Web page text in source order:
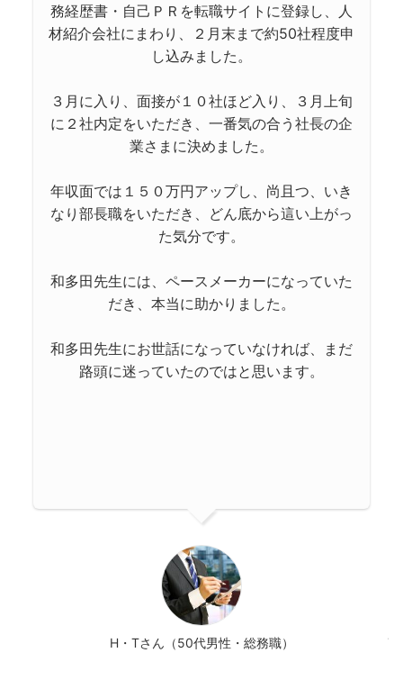
務経歴書・自己ＰＲを転職サイトに登録し、人
材紹介会社にまわり、２月末まで約50社程度申
し込みました。
３月に入り、面接が１０社ほど入り、３月上旬
に２社内定をいただき、一番気の合う社長の企
業さまに決めました。
年収面では１５０万円アップし、尚且つ、いき
なり部長職をいただき、どん底から這い上がっ
た気分です。
和多田先生には、ペースメーカーになっていた
だき、本当に助かりました。
和多田先生にお世話になっていなければ、まだ
路頭に迷っていたのではと思います。
H・Tさん（50代男性・総務職） Y